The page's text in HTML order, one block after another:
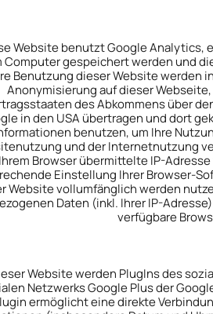
Website benutzt Google Analytics,
Computer gespeichert werden und
Benutzung dieser Website werden
Anonymisierung auf dieser
des Abkommens über
in den USA übertragen und dort
benutzen, um Ihre
und der Internetnutzung
Ihrem Browser übermittelte IP-
Einstellung Ihrer Browser-
Website vollumfänglich werden
Daten (inkl. Ihrer IP-
verfügbare
Website werden PlugIns des
Netzwerks Google Plus der
ermöglicht eine direkte